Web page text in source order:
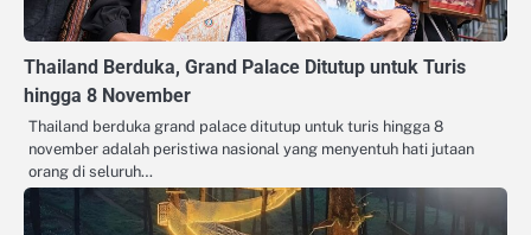
Thailand Berduka, Grand Palace Ditutup untuk Turis
hingga 8 November
Thailand berduka grand palace ditutup untuk turis hingga 8
november adalah peristiwa nasional yang menyentuh hati jutaan
orang di seluruh…